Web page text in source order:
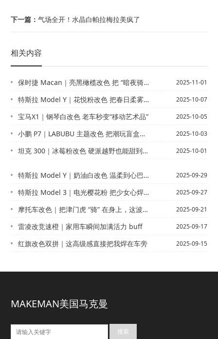
下一篇：气场全开！水晶白帕拉梅拉美疯了
相关内容
保时捷 Macan｜亮黑橄榄改色 把 “暗夜骑士” 焊在车身上 2025-11-01
特斯拉 Model Y｜花悦粉改色 把春日柔雾焊在车身上 2025-10-07
宝马X1｜钢琴白改色 老车秒变“移动艺术品” 2025-10-05
小鹏 P7｜LABUBU 主题改色 把潮玩盲盒开上路 2025-10-03
坦克 300｜冰莓粉改色 硬派越野也能甜到心巴 2025-10-01
特斯拉 Model Y｜奶油白改色 温柔到心巴上了 2025-09-29
​特斯拉 Model 3｜电光樱花粉 把少女心焊在车身上 2025-09-27
摩托车改色｜把津门虎 “骑” 在身上，这波太燃了 2025-09-21
雷凌改竞速橙｜家用车瞬间加满活力 buff 2025-09-17
红旗改色双拼｜这高级感直接把我焊在车旁 2025-09-15
MAKEMAN美国马克曼